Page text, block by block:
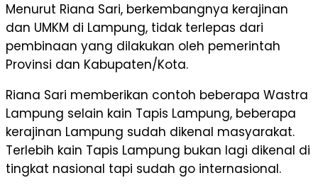
Menurut Riana Sari, berkembangnya kerajinan
dan UMKM di Lampung, tidak terlepas dari
pembinaan yang dilakukan oleh pemerintah
Provinsi dan Kabupaten/Kota.
Riana Sari memberikan contoh beberapa Wastra
Lampung selain kain Tapis Lampung, beberapa
kerajinan Lampung sudah dikenal masyarakat.
Terlebih kain Tapis Lampung bukan lagi dikenal di
tingkat nasional tapi sudah go internasional.